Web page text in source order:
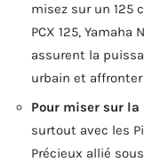
misez sur un 125
PCX 125, Yamaha
assurent la
urbain et
Pour miser sur
surtout avec les
Précieux allié